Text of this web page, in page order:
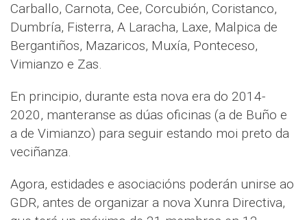
Carballo, Carnota, Cee, Corcubión, Coristanco,
Dumbría, Fisterra, A Laracha, Laxe, Malpica de
Bergantiños, Mazaricos, Muxía, Ponteceso,
Vimianzo e Zas.
En principio, durante esta nova era do 2014-
2020, manteranse as dúas oficinas (a de Buño e
a de Vimianzo) para seguir estando moi preto da
veciñanza.
Agora, estidades e asociacións poderán unirse ao
GDR, antes de organizar a nova Xunra Directiva,